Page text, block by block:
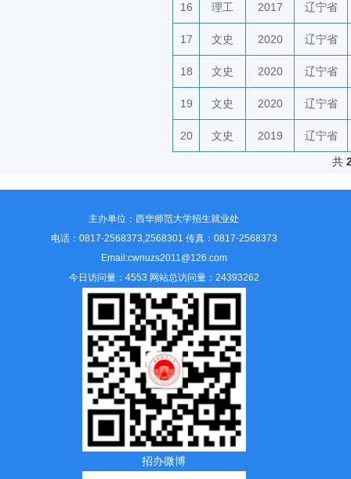
16 理工 2017 辽宁省
17 文史 2020 辽宁省
18 文史 2020 辽宁省
19 文史 2020 辽宁省
20 文史 2019 辽宁省
共
主办单位：西华师范大学招生就业处
电话：0817-2568373,2568301 传真：0817-2568373
Email:cwnuzs2011@126.com
今日访问量：4553 网站总访问量：24393262
招办微博